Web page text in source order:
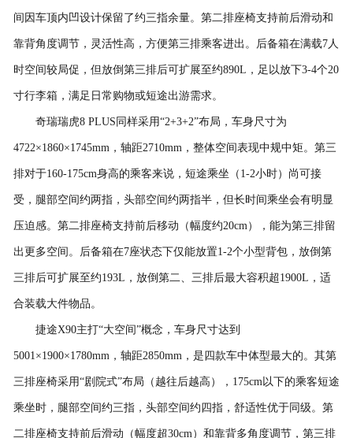
间因车顶内凹设计保留了约三指余量。第二排座椅支持前后滑动和
靠背角度调节，灵活性高，方便第三排乘客进出。后备箱在满载7人
时空间较局促，但放倒第三排后可扩展至约890L，足以放下3-4个20
寸行李箱，满足日常购物或短途出游需求。
奇瑞瑞虎8 PLUS同样采用“2+3+2”布局，车身尺寸为
4722×1860×1745mm，轴距2710mm，整体空间表现中规中矩。第三
排对于160-175cm身高的乘客来说，短途乘坐（1-2小时）尚可接
受，腿部空间约两指，头部空间约两指半，但长时间乘坐会有明显
压迫感。第二排座椅支持前后移动（幅度约20cm），能为第三排留
出更多空间。后备箱在7座状态下仅能放置1-2个小型背包，放倒第
三排后可扩展至约193L，放倒第二、三排后最大容积超1900L，适
合装载大件物品。
捷途X90主打“大空间”概念，车身尺寸达到
5001×1900×1780mm，轴距2850mm，是四款车中体型最大的。其第
三排座椅采用“剧院式”布局（越往后越高），175cm以下的乘客短途
乘坐时，腿部空间约三指，头部空间约四指，舒适性优于同级。第
二排座椅支持前后滑动（幅度超30cm）和靠背多角度调节，第三排